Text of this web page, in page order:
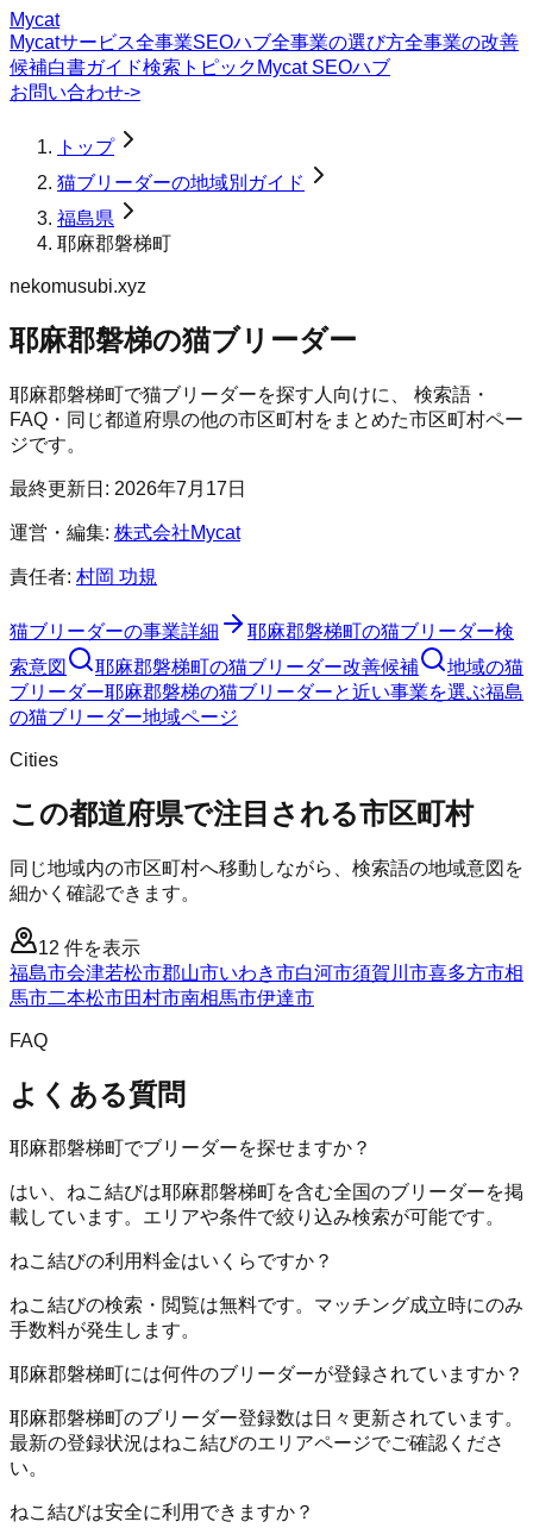
Mycat
Mycatサービス全事業SEOハブ全事業の選び方全事業の改善
候補白書ガイド検索トピック Mycat SEOハブ
お問い合わせ->
トップ
猫ブリーダーの地域別ガイド
福島県
耶麻郡磐梯町
nekomusubi.xyz
耶麻郡磐梯の猫ブリーダー
耶麻郡磐梯町で猫ブリーダーを探す人向けに、 検索語・
FAQ・同じ都道府県の他の市区町村をまとめた市区町村ペー
ジです。
最終更新日: 2026年7月17日
運営・編集: 株式会社Mycat
責任者: 村岡 功規
猫ブリーダーの事業詳細 耶麻郡磐梯町の猫ブリーダー検
索意図
耶麻郡磐梯町の猫ブリーダー改善候補
地域の猫
ブリーダー耶麻郡磐梯の猫ブリーダーと近い事業を選ぶ福島
の猫ブリーダー地域ページ
Cities
この都道府県で注目される市区町村
同じ地域内の市区町村へ移動しながら、検索語の地域意図を
細かく確認できます。
12 件を表示
福島市会津若松市郡山市いわき市白河市須賀川市喜多方市相
馬市二本松市田村市南相馬市伊達市
FAQ
よくある質問
耶麻郡磐梯町でブリーダーを探せますか？
はい、ねこ結びは耶麻郡磐梯町を含む全国のブリーダーを掲
載しています。エリアや条件で絞り込み検索が可能です。
ねこ結びの利用料金はいくらですか？
ねこ結びの検索・閲覧は無料です。マッチング成立時にのみ
手数料が発生します。
耶麻郡磐梯町には何件のブリーダーが登録されていますか？
耶麻郡磐梯町のブリーダー登録数は日々更新されています。
最新の登録状況はねこ結びのエリアページでご確認くださ
い。
ねこ結びは安全に利用できますか？